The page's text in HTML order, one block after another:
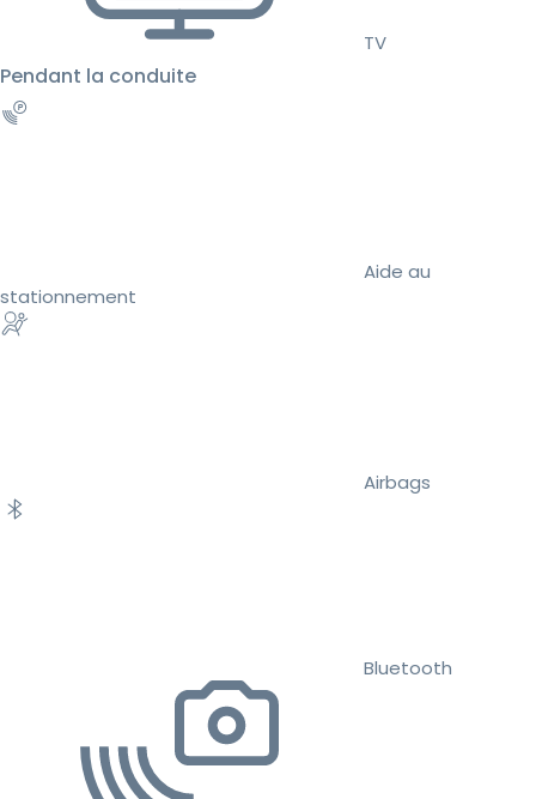
TV
Pendant la conduite
Aide au
stationnement
Airbags
Bluetooth